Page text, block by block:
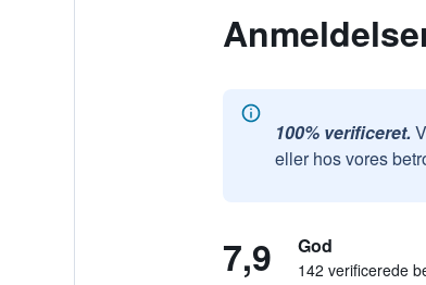
100% verificeret.
eller hos vores
7,9 God
142 verificerede